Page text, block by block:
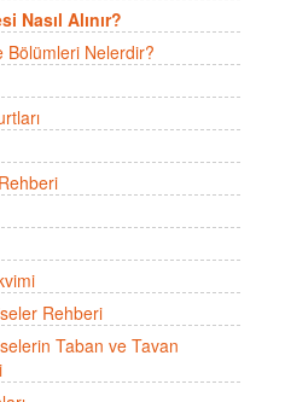
Nasıl Alınır?
Bölümleri Nelerdir?
Rehberi
Taban ve Tavan